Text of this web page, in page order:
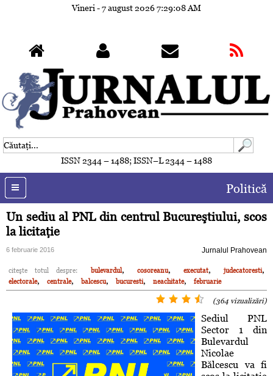
Vineri - 7 august 20267:29:11 AM
ISSN 2344 – 1488; ISSN–L 2344 – 1488
Politică
Un sediu al PNL din centrul Bucureştiului, scos
la licitaţie
6 februarie 2016 Jurnalul Prahovean
citeşte totul despre: bulevardul, cosoreanu, executat, judecatoresti,
electorale, centrale, balcescu, bucuresti, neachitate, februarie
(364 vizualizări)
Sediul PNL
Sector 1 din
Bulevardul
Nicolae
Bălcescu va fi